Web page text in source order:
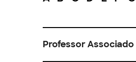
Professor